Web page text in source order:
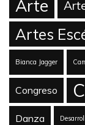
Arte
Artes
Bianca Jagger
Congreso
Danza